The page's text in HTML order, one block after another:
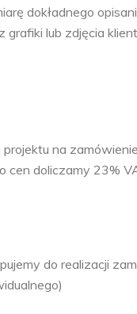
dokładnego
lub zdjęcia
na
doliczamy 23%
do realizacji